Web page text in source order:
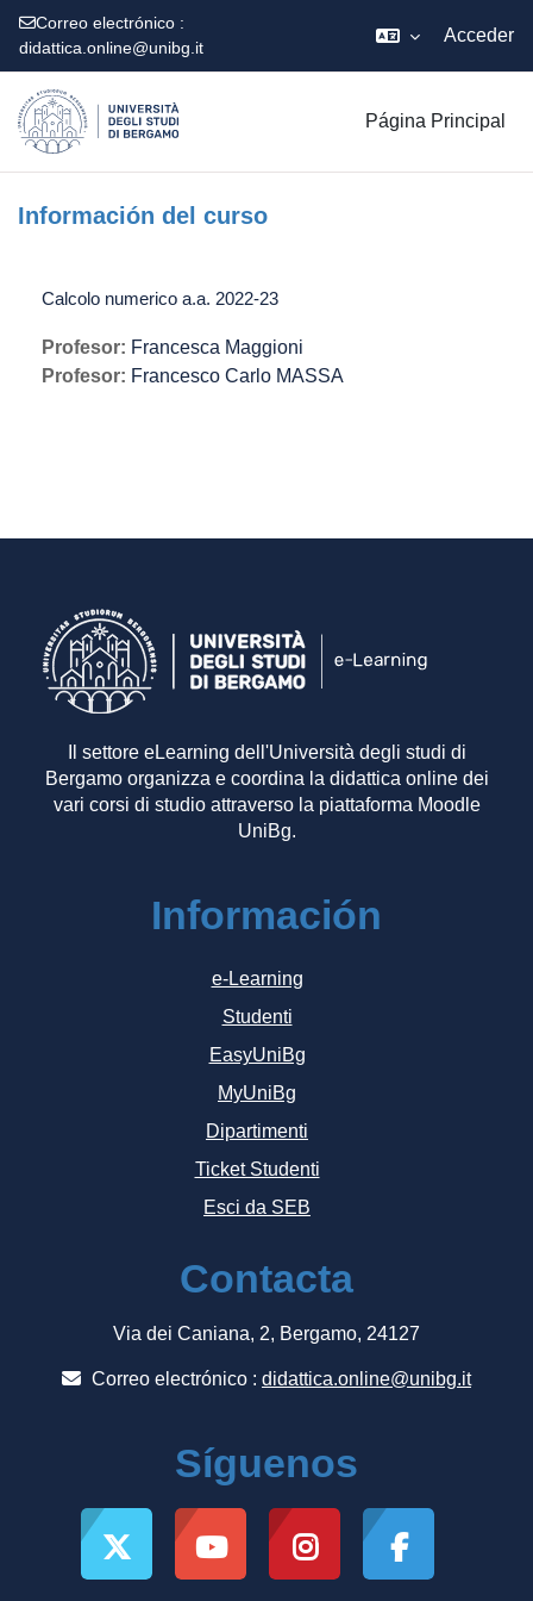
Correo electrónico :
didattica.online@unibg.it
Acceder
Página Principal
Información del curso
Calcolo numerico a.a. 2022-23
Profesor: Francesca Maggioni
Profesor: Francesco Carlo MASSA
Il settore eLearning dell'Università degli studi di
Bergamo organizza e coordina la didattica online dei
vari corsi di studio attraverso la piattaforma Moodle
UniBg.
Información
e-Learning
Studenti
EasyUniBg
MyUniBg
Dipartimenti
Ticket Studenti
Esci da SEB
Contacta
Via dei Caniana, 2, Bergamo, 24127
Correo electrónico : didattica.online@unibg.it
Síguenos